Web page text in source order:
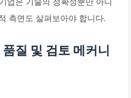
측면도 살펴보아야 합니다.
질 및 검토 메커니